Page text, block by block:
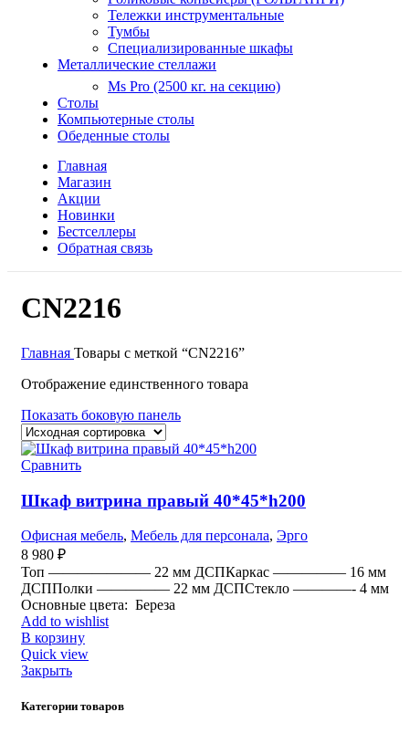
Тележки инструментальные
Тумбы
Специализированные шкафы
Металлические стеллажи
Ms Pro (2500 кг. на секцию)
Столы
Компьютерные столы
Обеденные столы
Главная
Магазин
Акции
Новинки
Бестселлеры
Обратная связь
CN2216
Закрыть
Категории товаров
Главная Товары с меткой “CN2216”
Отображение единственного товара
Показать боковую панель
Сравнить
Шкаф витрина правый 40*45*h200
Офисная мебель, Мебель для персонала, Эрго
8 980 ₽
Топ ——————— 22 мм ДСПКаркас ————— 16 мм
ДСППолки ————— 22 мм ДСПСтекло ————- 4 мм
Основные цвета: Береза
Add to wishlist
В корзину
Quick view